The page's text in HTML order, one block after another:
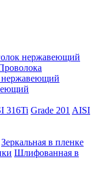
нержавеющий
нержавеющий
316Ti Grade 201 AISI
Зеркальная в пленке
Шлифованная в